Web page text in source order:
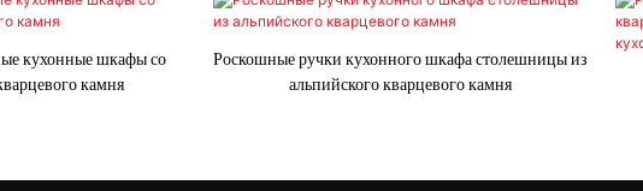
кухонные шкафы со
камня
Роскошные ручки кухонного шкафа столешницы из
альпийского кварцевого камня